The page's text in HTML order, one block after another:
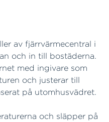
av fjärrvärmecentral i
och in till bostäderna.
med ingivare som
och justerar till
på utomhusvädret.
och släpper på